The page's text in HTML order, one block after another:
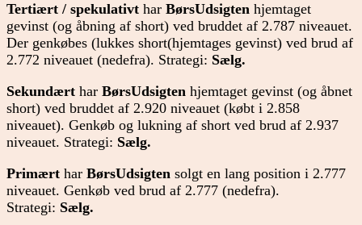
Tertiært / spekulativt har BørsUdsigten hjemtaget
gevinst (og åbning af short) ved bruddet af 2.787 niveauet.
Der genkøbes (lukkes short(hjemtages gevinst) ved brud af
2.772 niveauet (nedefra). Strategi: Sælg.
Sekundært har BørsUdsigten hjemtaget gevinst (og åbnet
short) ved bruddet af 2.920 niveauet (købt i 2.858
niveauet). Genkøb og lukning af short ved brud af 2.937
niveauet. Strategi: Sælg.
Primært har BørsUdsigten solgt en lang position i 2.777
niveauet. Genkøb ved brud af 2.777 (nedefra).
Strategi: Sælg.